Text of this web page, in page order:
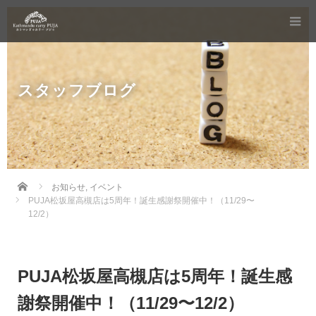
スタッフブログ
Home お知らせ, イベント
PUJA松坂屋高槻店は5周年！誕生感謝祭開催中！（11/29〜
12/2）
PUJA松坂屋高槻店は5周年！誕生感
謝祭開催中！（11/29〜12/2）